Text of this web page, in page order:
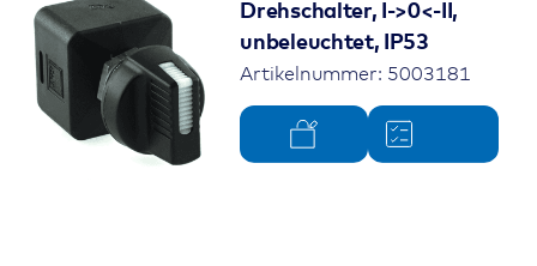
Drehschalter, I->0<-II,
unbeleuchtet, IP53
Artikelnummer: 5003181